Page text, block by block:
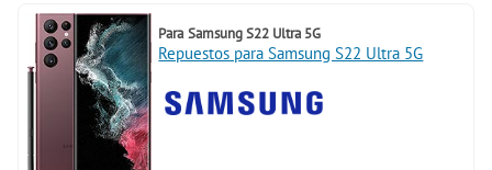
Para Samsung S22 Ultra 5G
Repuestos para Samsung S22 Ultra 5G